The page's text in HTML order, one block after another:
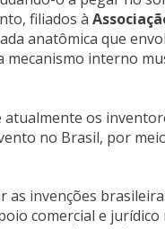
filiados à
anatômica que
mecanismo interno
os
no Brasil, por
invenções
comercial e jurídico